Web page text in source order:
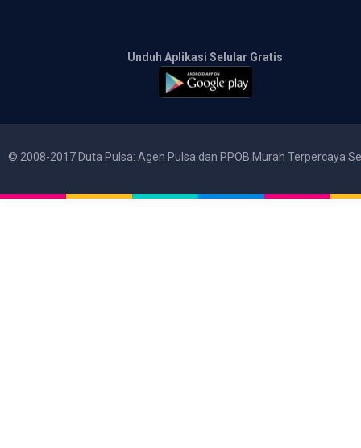
Unduh Aplikasi Selular Gratis
© 2008-2017 Duta Pulsa: Agen Pulsa dan PPOB Murah Terpercaya